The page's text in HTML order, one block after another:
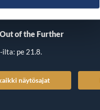
of the Further
ilta: pe 21.8.
näytösajat